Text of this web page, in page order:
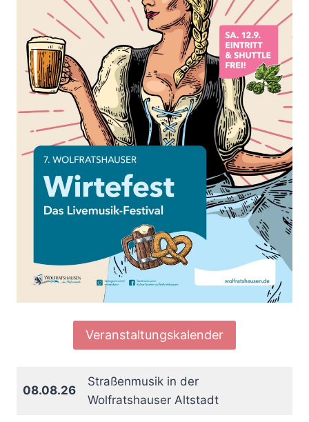
Veranstaltungskalender
08.08.26
Straßenmusik in der
Wolfratshauser Altstadt